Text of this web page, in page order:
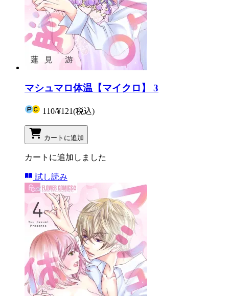
マシュマロ体温【マイクロ】 3
110/¥121(税込)
カートに追加
カートに追加しました
試し読み